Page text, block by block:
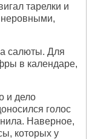
тарелки и
неровными,
салюты. Для
в календаре,
и дело
голос
Наверное,
которых у